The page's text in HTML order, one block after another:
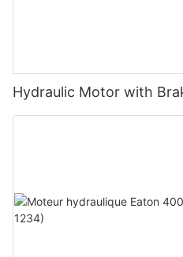
Hydraulic Motor with